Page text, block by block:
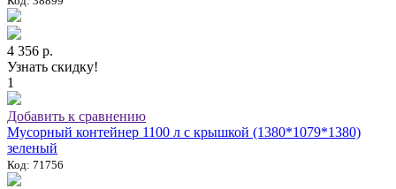
4 356 р.
Узнать скидку!
1
Добавить к сравнению
Мусорный контейнер 1100 л с крышкой (1380*1079*1380)
зеленый
Код: 71756